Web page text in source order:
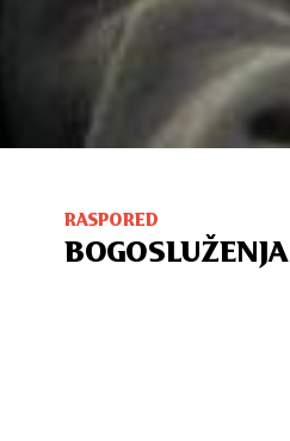
RASPORED
BOGOSLUŽENJA